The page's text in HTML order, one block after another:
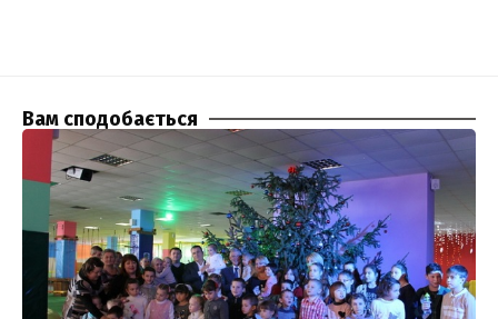
Вам сподобається